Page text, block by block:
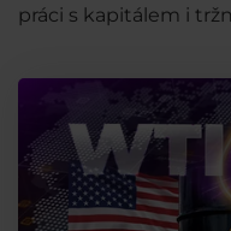
práci s kapitálem i